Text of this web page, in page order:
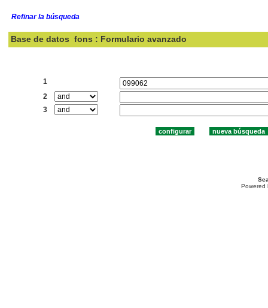
Refinar la búsqueda
Base de datos fons : Formulario avanzado
1
2
3